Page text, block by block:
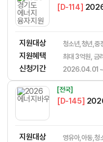
[D-114] 2026
지원대상 청소년,청년,중
지원혜택 최대 3억원, 금
신청기간 2026.04.01
[전국]
[D-145]
지원대상 영유아,아동,청